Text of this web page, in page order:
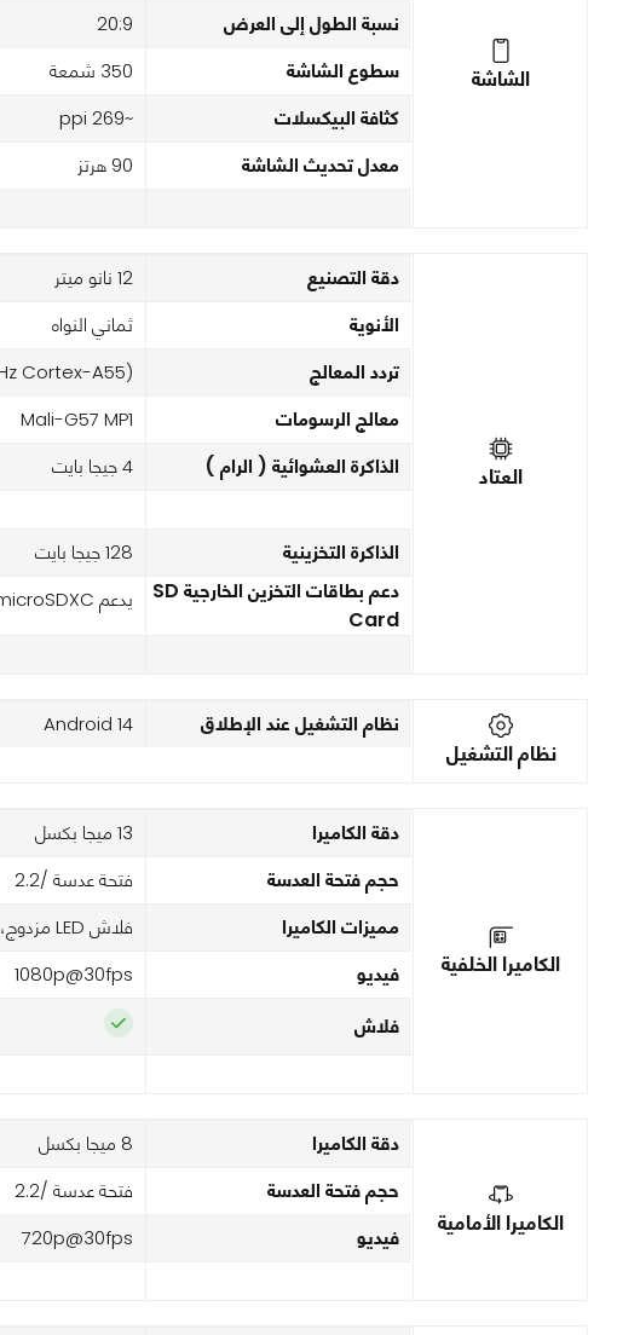
الشاشة
نسبة الطول إلى العرض 20:9
سطوع الشاشة 350 شمعة
كثافة البيكسلات ~269 ppi
معدل تحديث الشاشة 90 هرتز
العتاد
دقة التصنيع 12 نانو ميتر
الأنوية ثماني النواه
تردد المعالج (2x1.6 GHz Cortex-A75 & 6x1.6 GHz Cortex-A55)
معالج الرسومات Mali-G57 MP1
الذاكرة العشوائية ( الرام ) 4 جيجا بايت
الذاكرة التخزينية 128 جيجا بايت
دعم بطاقات التخزين الخارجية SD
Card
يدعم microSDXC
نظام التشغيل
نظام التشغيل عند الإطلاق Android 14
الكاميرا الخلفية
دقة الكاميرا 13 ميجا بكسل
حجم فتحة العدسة فتحة عدسة /2.2
مميزات الكاميرا فلاش LED مزدوج، HDR، بانوراما
فيديو 1080p@30fps
فلاش
الكاميرا الأمامية
دقة الكاميرا 8 ميجا بكسل
حجم فتحة العدسة فتحة عدسة /2.2
فيديو 720p@30fps